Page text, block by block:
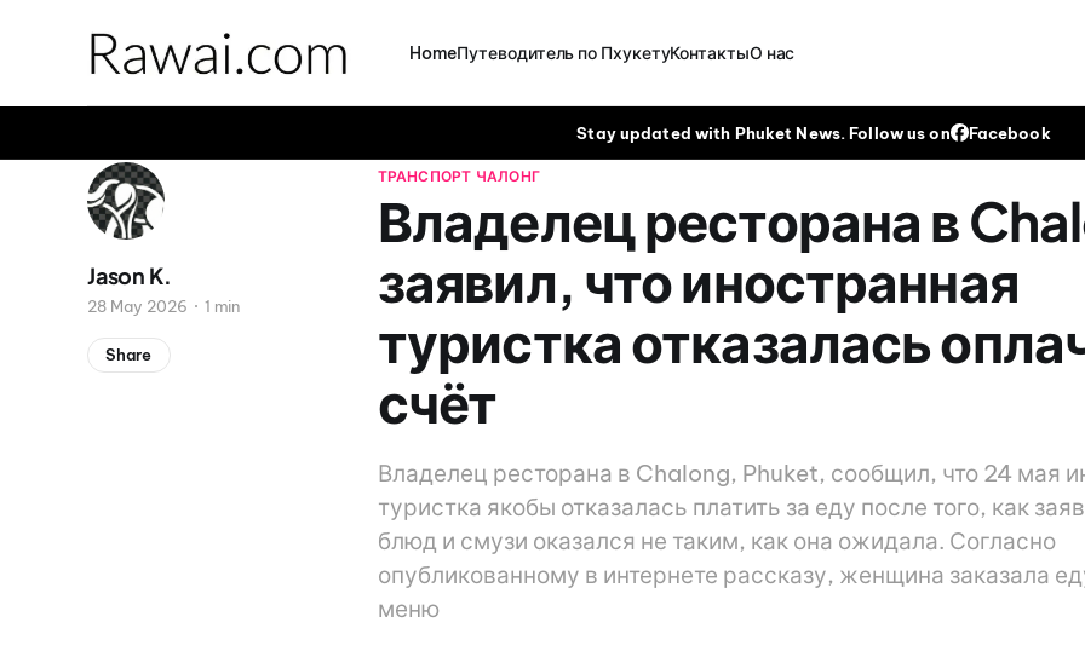
HomeПутеводитель по ПхукетуКонтактыО нас
Stay updated with Phuket News. Follow us on Facebook
ТРАНСПОРТ ЧАЛОНГ
Владелец ресторана в
заявил, что иностранная
туристка отказалась
счёт
Владелец ресторана в Chalong, Phuket, сообщил, что 24 мая
туристка якобы отказалась платить за еду после того, как
блюд и смузи оказался не таким, как она ожидала. Согласно
опубликованному в интернете рассказу, женщина заказала
меню
Jason K.
28 May 2026 1 min
Share